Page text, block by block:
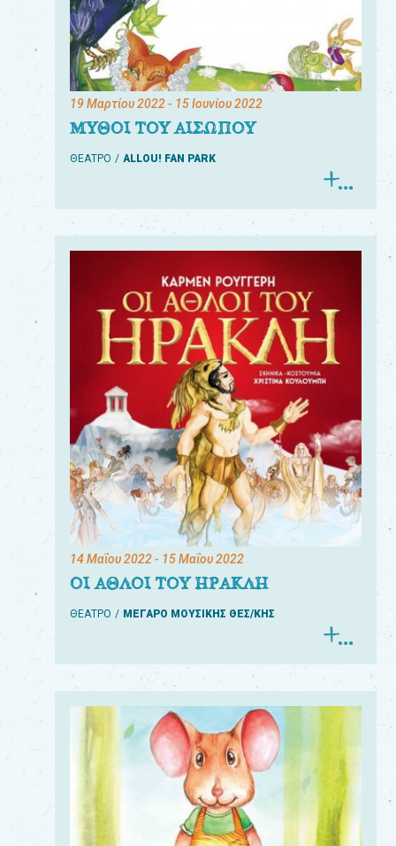
19 Μαρτίου 2022- 15 Ιουνίου 2022
ΜΥΘΟΙ ΤΟΥ ΑΙΣΩΠΟΥ
ΘΕΑΤΡΟ ALLOU! FAN PARK
14 Μαΐου 2022- 15 Μαΐου 2022
ΟΙ ΑΘΛΟΙ ΤΟΥ ΗΡΑΚΛΗ
ΘΕΑΤΡΟ ΜΕΓΑΡΟ ΜΟΥΣΙΚΗΣ ΘΕΣ/ΚΗΣ